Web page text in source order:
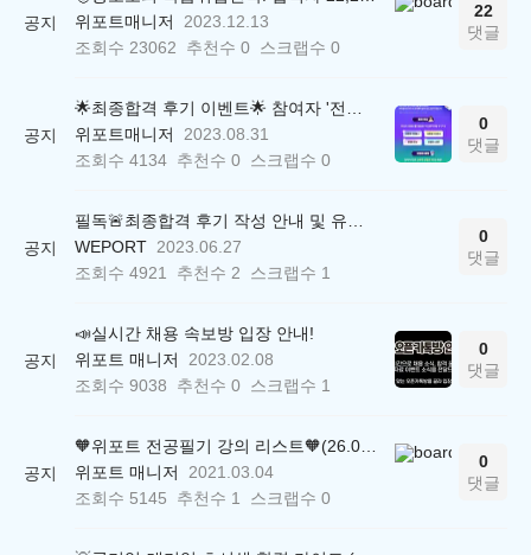
공지
위포트매니저
2023.12.13
조회수 23062 추천수 0 스크랩수 0
22
댓글
공지
위포트매니저
2023.08.31
조회수 4134 추천수 0 스크랩수 0
0
댓글
공지
WEPORT 2023.06.27
조회수 4921 추천수 2 스크랩수 1
0
댓글
공지
📣실시간 채용 속보방 입장 안내!
위포트 매니저
2023.02.08
조회수 9038 추천수 0 스크랩수 1
0
댓글
공지
위포트 매니저
2021.03.04
조회수 5145 추천수 1 스크랩수 0
0
댓글